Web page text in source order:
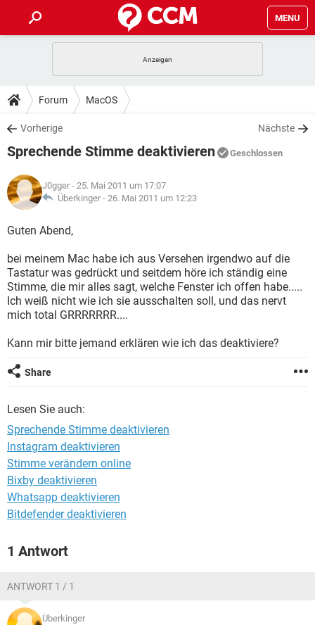
MENU
ANDROID
WINDOWS 10
WHATSAPP TIKTOK
FACEBOOK
TIPPS & TRICKS
SPIELE
WHATSAPP
FACEBOOK
DOWNLOADS
SPIELE STREAMING
ANDROID
WINDOWS 10 INSTAGRAM
WHATSAPP
FORUM
SPIELE
ANDROID
WINDOWS 10
WHATSAPP TIKTOK
FACEBOOK HARDWARE
LEXIKON
WINDOWS 10 INSTAGRAM
WHATSAPP TIKTOK
FACEBOOK
Forum MacOS
Vorherige Nächste
Sprechende Stimme deaktivieren Geschlossen
J0gger - 25. Mai 2011 um 17:07
Überkinger - 26. Mai 2011 um 12:23
Guten Abend,
bei meinem Mac habe ich aus Versehen irgendwo auf die
Tastatur was gedrückt und seitdem höre ich ständig eine
Stimme, die mir alles sagt, welche Fenster ich offen habe.....
Ich weiß nicht wie ich sie ausschalten soll, und das nervt
mich total GRRRRRRR....
Kann mir bitte jemand erklären wie ich das deaktiviere?
Share
Lesen Sie auch:
Sprechende Stimme deaktivieren
Instagram deaktivieren
Stimme verändern online
Bixby deaktivieren
Whatsapp deaktivieren
Bitdefender deaktivieren
1 Antwort
ANTWORT 1 / 1
Überkinger